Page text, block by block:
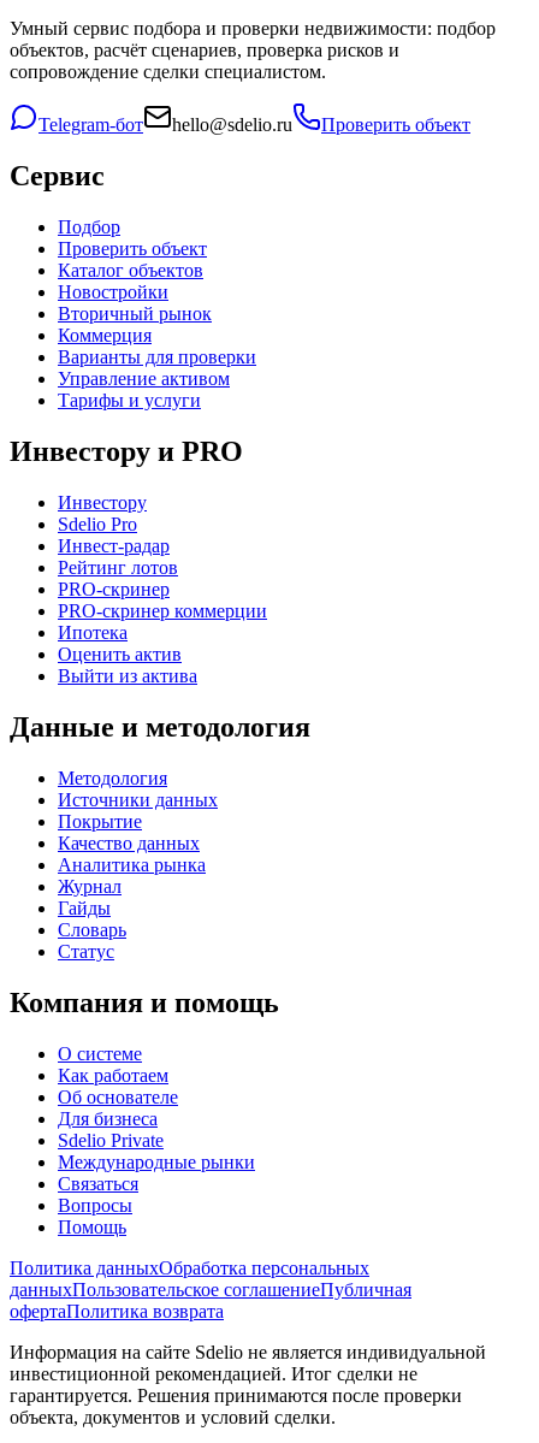
Умный сервис подбора и проверки недвижимости: подбор
объектов, расчёт сценариев, проверка рисков и
сопровождение сделки специалистом.
Telegram-бот hello@sdelio.ru Проверить объект
Сервис
Подбор
Проверить объект
Каталог объектов
Новостройки
Вторичный рынок
Коммерция
Варианты для проверки
Управление активом
Тарифы и услуги
Инвестору и PRO
Инвестору
Sdelio Pro
Инвест-радар
Рейтинг лотов
PRO-скринер
PRO-скринер коммерции
Ипотека
Оценить актив
Выйти из актива
Данные и методология
Методология
Источники данных
Покрытие
Качество данных
Аналитика рынка
Журнал
Гайды
Словарь
Статус
Компания и помощь
О системе
Как работаем
Об основателе
Для бизнеса
Sdelio Private
Международные рынки
Связаться
Вопросы
Помощь
Политика данныхОбработка персональных
данныхПользовательское соглашениеПубличная
офертаПолитика возврата
Информация на сайте Sdelio не является индивидуальной
инвестиционной рекомендацией. Итог сделки не
гарантируется. Решения принимаются после проверки
объекта, документов и условий сделки.